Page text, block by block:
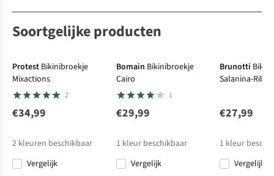
Soortgelijke producten
Protest Bikinibroekje
Mixactions
2
€34,99
2 kleuren beschikbaar
%
Vergelijk
Bomain Bikinibroekje
Cairo
1
€29,99
1 kleur beschikbaar
Vergelijk
Brunotti
Salanina-Rib
€27,99
1 kleur
Vergelijk